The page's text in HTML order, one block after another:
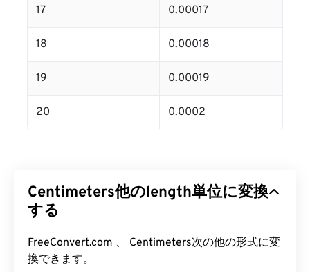
17 0.00017
18 0.00018
19 0.00019
20 0.0002
Centimeters他のlength単位に変換
する
FreeConvert.com 、 Centimeters次の他の形式に変
換できます。